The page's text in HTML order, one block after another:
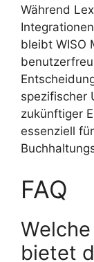
Während
bleibt WISO
spezifischer
zukünftiger
essenziell
FAQ
bietet